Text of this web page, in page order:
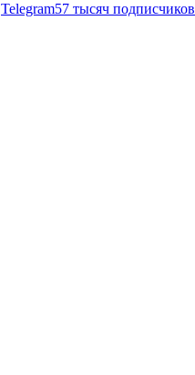
Telegram57 тысяч подписчиков